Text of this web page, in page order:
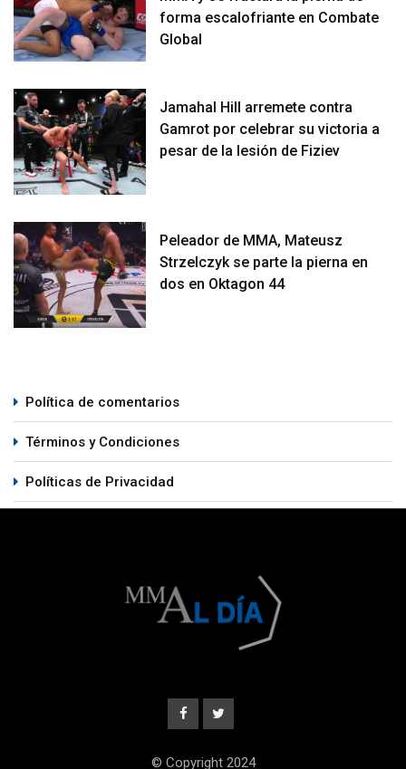
forma escalofriante en Combate
Global
Jamahal Hill arremete contra
Gamrot por celebrar su victoria a
pesar de la lesión de Fiziev
Peleador de MMA, Mateusz
Strzelczyk se parte la pierna en
dos en Oktagon 44
Política de comentarios
Términos y Condiciones
Políticas de Privacidad
© Copyright 2024